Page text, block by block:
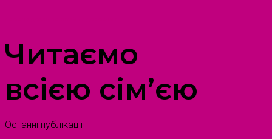
Читаємо
всією сім’єю
Останні публікації